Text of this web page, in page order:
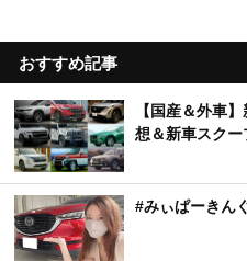
おすすめ記事
【国産＆外車
想＆新車スク
#みぃぱーきん